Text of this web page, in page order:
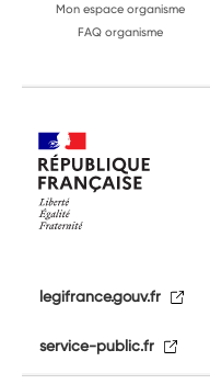
Mon espace organisme
FAQ organisme
legifrance.gouv.fr
service-public.fr